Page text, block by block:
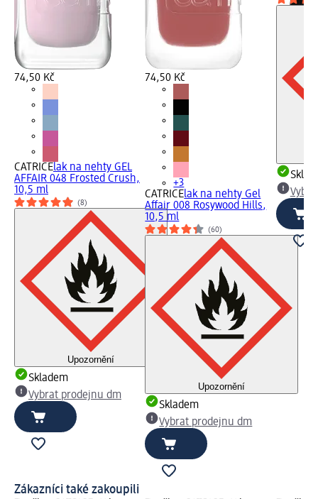
74,50 Kč
CATRICElak na nehty GEL
AFFAIR 048 Frosted Crush,
10,5 ml
(8)
Upozornění
Skladem
Vybrat prodejnu dm
74,50 Kč
+3
CATRICElak na nehty Gel
Affair 008 Rosywood Hills,
10,5 ml
(60)
Upozornění
Skladem
Vybrat prodejnu dm
Zákazníci také zakoupili